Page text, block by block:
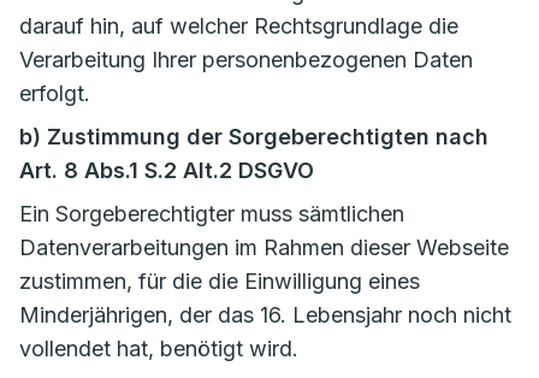
darauf hin, auf welcher Rechtsgrundlage die
Verarbeitung Ihrer personenbezogenen Daten
erfolgt.
b) Zustimmung der Sorgeberechtigten nach
Art. 8 Abs.1 S.2 Alt.2 DSGVO
Ein Sorgeberechtigter muss sämtlichen
Datenverarbeitungen im Rahmen dieser Webseite
zustimmen, für die die Einwilligung eines
Minderjährigen, der das 16. Lebensjahr noch nicht
vollendet hat, benötigt wird.